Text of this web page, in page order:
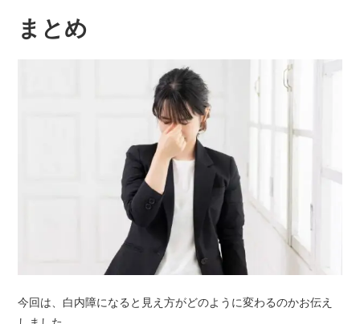
まとめ
今回は、白内障になると見え方がどのように変わるのかお伝え